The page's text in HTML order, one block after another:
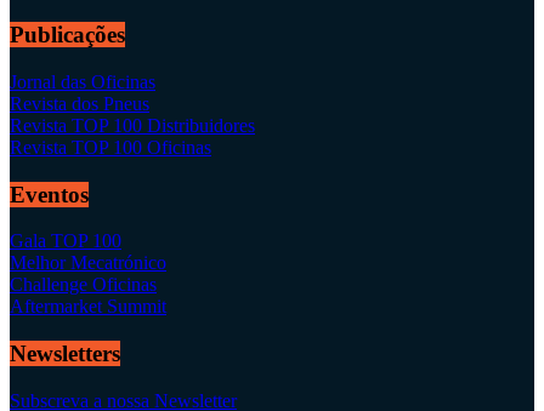
Publicações
Jornal das Oficinas
Revista dos Pneus
Revista TOP 100 Distribuidores
Revista TOP 100 Oficinas
Eventos
Gala TOP 100
Melhor Mecatrónico
Challenge Oficinas
Aftermarket Summit
Newsletters
Subscreva a nossa Newsletter